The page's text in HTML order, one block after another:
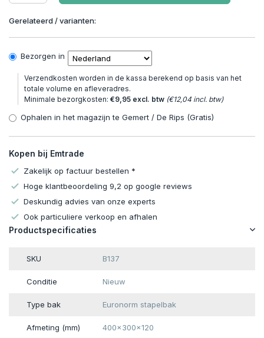
Gerelateerd / varianten:
Bezorgen in
Verzendkosten worden in de kassa berekend op basis van het
totale volume en afleveradres.
Minimale bezorgkosten: €9,95 excl. btw (€12,04 incl. btw)
Ophalen in het magazijn te Gemert / De Rips (Gratis)
Kopen bij Emtrade
Zakelijk op factuur bestellen *
Hoge klantbeoordeling 9,2 op google reviews
Deskundig advies van onze experts
Ook particuliere verkoop en afhalen
Productspecificaties
SKU B137
Conditie Nieuw
Type bak Euronorm stapelbak
Afmeting (mm) 400x300x120